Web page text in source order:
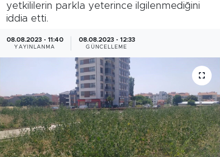
yetkililerin parkla yeterince ilgilenmediğini
iddia etti.
08.08.2023 - 11:40
YAYINLANMA
08.08.2023 - 12:33
GÜNCELLEME
Sanat
Magazin
Dünya
Haber Arşivi